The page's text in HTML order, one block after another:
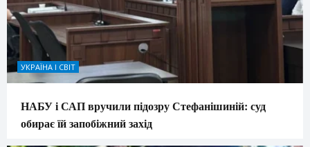
УКРАЇНА І СВІТ
НАБУ і САП вручили підозру Стефанішиній: суд
обирає їй запобіжний захід